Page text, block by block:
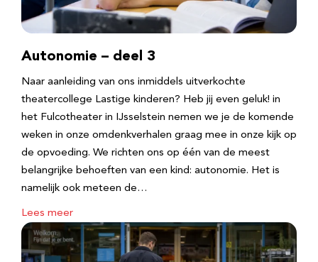
Autonomie – deel 3
Naar aanleiding van ons inmiddels uitverkochte
theatercollege Lastige kinderen? Heb jij even geluk! in
het Fulcotheater in IJsselstein nemen we je de komende
weken in onze omdenkverhalen graag mee in onze kijk op
de opvoeding. We richten ons op één van de meest
belangrijke behoeften van een kind: autonomie. Het is
namelijk ook meteen de…
Lees meer